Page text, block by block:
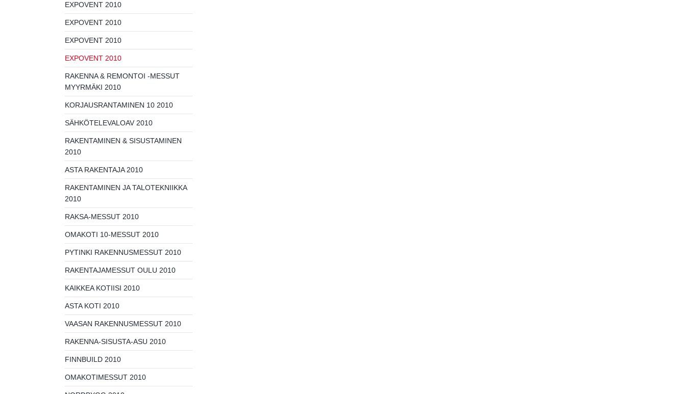
EXPOVENT 2010
EXPOVENT 2010
EXPOVENT 2010
EXPOVENT 2010
RAKENNA & REMONTOI -MESSUT
MYYRMÄKI 2010
KORJAUSRANTAMINEN 10 2010
SÄHKÖTELEVALOAV 2010
RAKENTAMINEN & SISUSTAMINEN
2010
ASTA RAKENTAJA 2010
RAKENTAMINEN JA TALOTEKNIIKKA
2010
RAKSA-MESSUT 2010
OMAKOTI 10-MESSUT 2010
PYTINKI RAKENNUSMESSUT 2010
RAKENTAJAMESSUT OULU 2010
KAIKKEA KOTIISI 2010
ASTA KOTI 2010
VAASAN RAKENNUSMESSUT 2010
RAKENNA-SISUSTA-ASU 2010
FINNBUILD 2010
OMAKOTIMESSUT 2010